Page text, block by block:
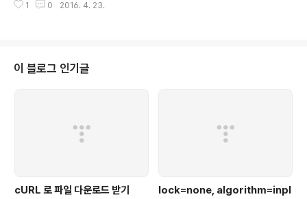
'함수 포인터 변수'이다. 함수는 프로그램 실행 시 '메인 메모리'에 저장되어 실
eFunc(int num) ==> 반환형이 int이고 매개변수로 int형 변수가 하나 선언된
포인터 형 함수 포인터 변수 int (*fptr) (int) -..
1 0 2016. 4. 23.
이 블로그 인기글
cURL 로 파일 다운로드 받기
lock=none, algorithm=inpl